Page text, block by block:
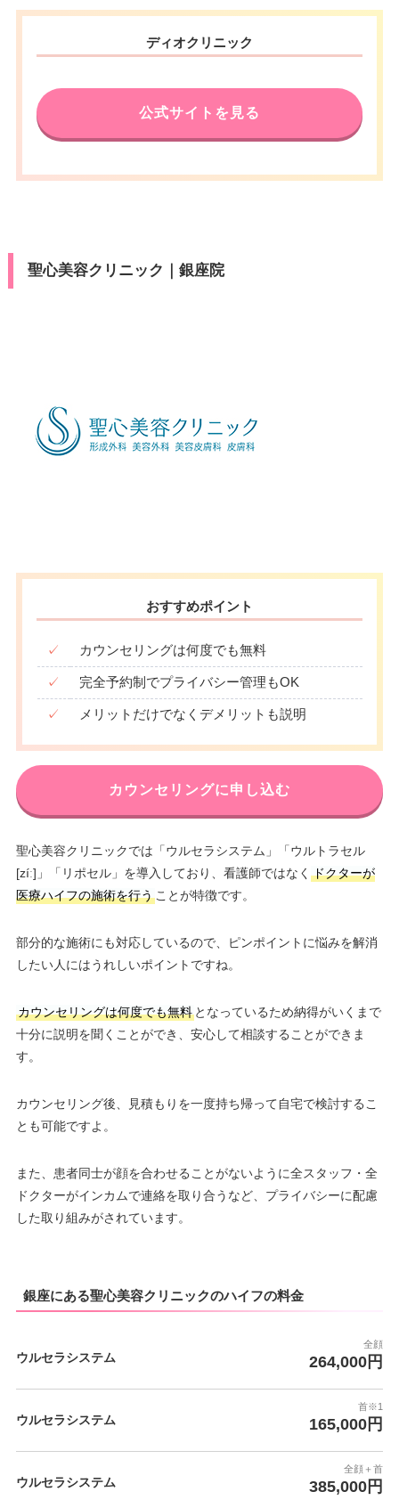
ディオクリニック
公式サイトを見る
聖心美容クリニック｜銀座院
おすすめポイント
✓ カウンセリングは何度でも無料
✓ 完全予約制でプライバシー管理もOK
✓ メリットだけでなくデメリットも説明
カウンセリングに申し込む
聖心美容クリニックでは「ウルセラシステム」「ウルトラセル
[zíː]」「リポセル」を導入しており、看護師ではなく ドクターが
医療ハイフの施術を行うことが特徴です。
部分的な施術にも対応しているので、ピンポイントに悩みを解消
したい人にはうれしいポイントですね。
カウンセリングは何度でも無料となっているため納得がいくまで
十分に説明を聞くことができ、安心して相談することができま
す。
カウンセリング後、見積もりを一度持ち帰って自宅で検討するこ
とも可能ですよ。
また、患者同士が顔を合わせることがないように全スタッフ・全
ドクターがインカムで連絡を取り合うなど、プライバシーに配慮
した取り組みがされています。
銀座にある聖心美容クリニックのハイフの料金
ウルセラシステム
全顔
264,000円
ウルセラシステム
首※1
165,000円
ウルセラシステム
全顔＋首
385,000円